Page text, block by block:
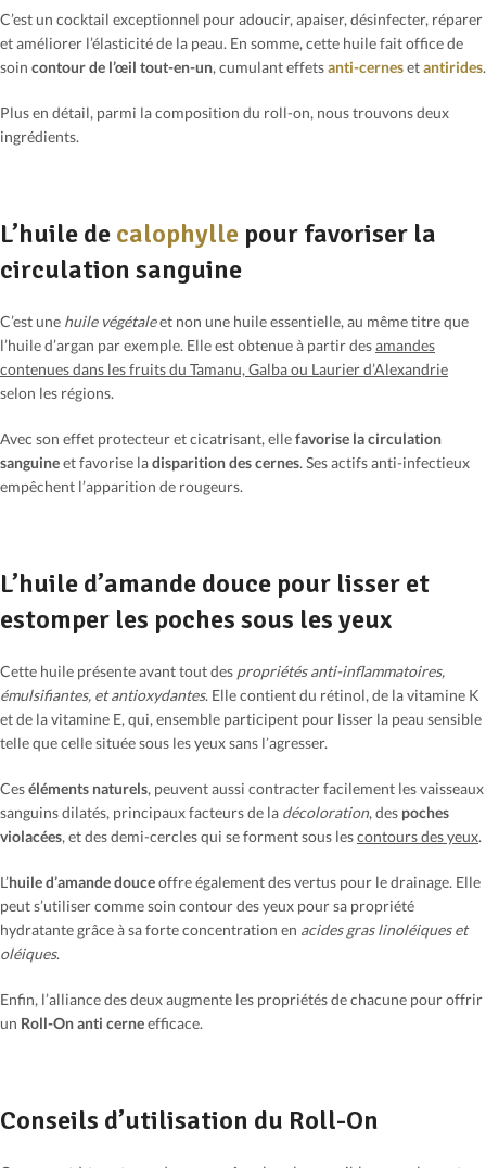
C’est un cocktail exceptionnel pour adoucir, apaiser, désinfecter, réparer
et améliorer l’élasticité de la peau. En somme, cette huile fait office de
soin contour de l’œil tout-en-un, cumulant effetsanti-cernesetantirides.
Plus en détail, parmi la composition du roll-on, nous trouvons deux
ingrédients.
L’huile de calophylle pour favoriser la
circulation sanguine
C’est une huile végétaleet non une huile essentielle, au même titre que
l’huile d’argan par exemple. Elle est obtenue à partir desamandes
contenues dans les fruits du Tamanu, Galba ou Laurier d’Alexandrie
selon les régions.
Avec son effet protecteur et cicatrisant, ellefavorise la circulation
sanguineet favorise ladisparition des cernes. Ses actifs anti-infectieux
empêchent l’apparition de rougeurs.
L’huile d’amande douce pour lisser et
estomper les poches sous les yeux
Cette huile présente avant tout des propriétés anti-inflammatoires,
émulsifiantes, et antioxydantes. Elle contient du rétinol, de la vitamine K
et de la vitamine E, qui, ensemble participent pour lisser la peau sensible
telle que celle située sous les yeux sans l’agresser.
Ceséléments naturels, peuvent aussi contracter facilement les vaisseaux
sanguins dilatés, principaux facteurs de la décoloration, des poches
violacées, et des demi-cercles qui se forment sous lescontours des yeux.
L’huile d’amande douceoffre également des vertus pour le drainage. Elle
peut s’utiliser comme soin contour des yeux pour sa propriété
hydratante grâce à sa forte concentration en acides gras linoléiques et
oléiques.
Enfin, l’alliance des deux augmente les propriétés de chacune pour offrir
un Roll-On anti cerneefficace.
Conseils d’utilisation du Roll-On